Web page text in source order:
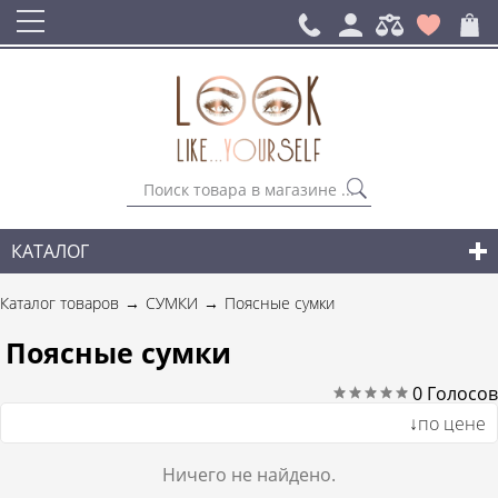
КАТАЛОГ
СУМКИ
ГОРОДСКИЕ РЮКЗАКИ
Каталог товаров СУМКИ Поясные сумки
Поясные сумки
0 Голосов
↓по цене
Ничего не найдено.